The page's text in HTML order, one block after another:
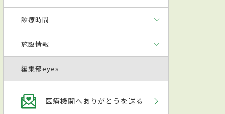
診療時間
施設情報
編集部eyes
医療機関へありがとうを送る